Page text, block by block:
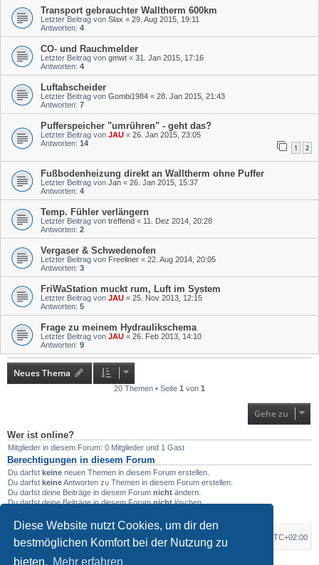
Diese Website nutzt Cookies, um dir den
bestmöglichen Komfort bei der Nutzung zu
bieten. Mehr erfahren
Transport gebrauchter Walltherm 600km
Letzter Beitrag von Slax « 29. Aug 2015, 19:11
Antworten: 4
CO- und Rauchmelder
Letzter Beitrag von gmwt « 31. Jan 2015, 17:16
Antworten: 4
Luftabscheider
Letzter Beitrag von Gombi1984 « 28. Jan 2015, 21:43
Antworten: 7
Pufferspeicher "umrühren" - geht das?
Letzter Beitrag von JAU « 26. Jan 2015, 23:05
Antworten: 14 1 2
Fußbodenheizung direkt an Walltherm ohne Puffer
Letzter Beitrag von Jan « 26. Jan 2015, 15:37
Antworten: 4
Temp. Fühler verlängern
Letzter Beitrag von treffend « 11. Dez 2014, 20:28
Antworten: 2
Vergaser & Schwedenofen
Letzter Beitrag von Freeliner « 22. Aug 2014, 20:05
Antworten: 3
FriWaStation muckt rum, Luft im System
Letzter Beitrag von JAU « 25. Nov 2013, 12:15
Antworten: 5
Frage zu meinem Hydraulikschema
Letzter Beitrag von JAU « 26. Feb 2013, 14:10
Antworten: 9
Neues Thema
20 Themen • Seite 1 von 1
Gehe zu
Wer ist online?
Mitglieder in diesem Forum: 0 Mitglieder und 1 Gast
Berechtigungen in diesem Forum
Du darfst keine neuen Themen in diesem Forum erstellen.
Du darfst keineAntworten zu Themen in diesem Forum erstellen.
Du darfst deine Beiträge in diesem Forum nicht ändern.
Du darfst deine Beiträge in diesem Forumnichtlöschen.
Foren-Übersicht UTC+02:00
*Original Author: